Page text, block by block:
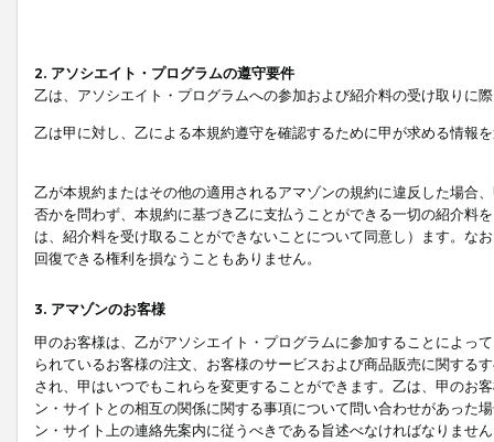
2. アソシエイト・プログラムの遵守要件
乙は、アソシエイト・プログラムへの参加および紹介料の受け取りに
乙は甲に対し、乙による本規約遵守を確認するために甲が求める情報
乙が本規約またはその他の適用されるアマゾンの規約に違反した場合
否かを問わず、本規約に基づき乙に支払うことができる一切の紹介料
は、紹介料を受け取ることができないことについて同意し）ます。な
回復できる権利を損なうこともありません。
3. アマゾンのお客様
甲のお客様は、乙がアソシエイト・プログラムに参加することによっ
られているお客様の注文、お客様のサービスおよび商品販売に関する
され、甲はいつでもこれらを変更することができます。乙は、甲のお
ン・サイトとの相互の関係に関する事項について問い合わせがあった
ン・サイト上の連絡先案内に従うべきである旨述べなければなりませ